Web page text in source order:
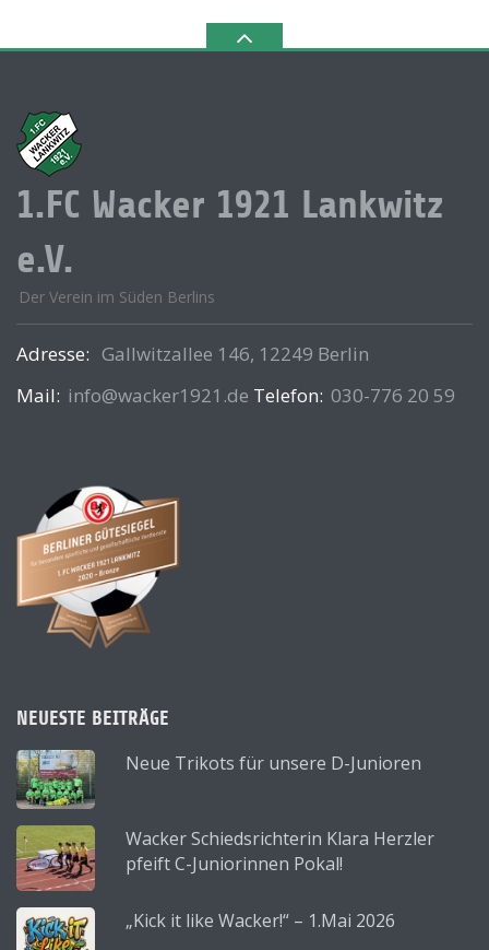
1.FC Wacker 1921 Lankwitz
e.V.
Der Verein im Süden Berlins
Adresse: Gallwitzallee 146, 12249 Berlin
Mail: info@wacker1921.de Telefon: 030-776 20 59
NEUESTE BEITRÄGE
Neue Trikots für unsere D-Junioren
Wacker Schiedsrichterin Klara Herzler
pfeift C-Juniorinnen Pokal!
„Kick it like Wacker!“ – 1.Mai 2026